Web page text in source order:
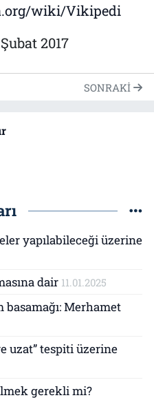
wiki/Vikipedi
2017
SONRAKI
yapılabileceği üzerine
dair 11.01.2025
basamağı: Merhamet
uzat” tespiti üzerine
gerekli mi?